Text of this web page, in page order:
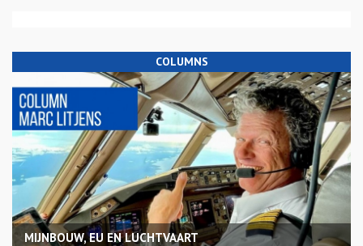
COLUMNS
MIJNBOUW, EU EN LUCHTVAART